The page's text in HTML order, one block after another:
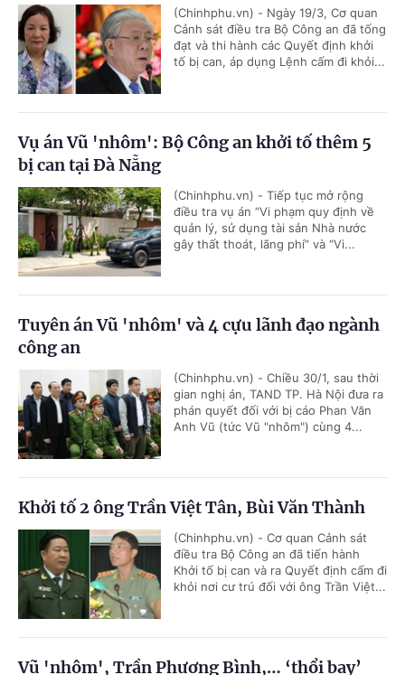
(Chinhphu.vn) - Ngày 19/3, Cơ quan
Cảnh sát điều tra Bộ Công an đã tống
đạt và thi hành các Quyết định khởi
tố bị can, áp dụng Lệnh cấm đi khỏi...
Vụ án Vũ 'nhôm': Bộ Công an khởi tố thêm 5
bị can tại Đà Nẵng
(Chinhphu.vn) - Tiếp tục mở rộng
điều tra vụ án “Vi phạm quy định về
quản lý, sử dụng tài sản Nhà nước
gây thất thoát, lãng phí” và “Vi...
Tuyên án Vũ 'nhôm' và 4 cựu lãnh đạo ngành
công an
(Chinhphu.vn) - Chiều 30/1, sau thời
gian nghị án, TAND TP. Hà Nội đưa ra
phán quyết đối với bị cáo Phan Văn
Anh Vũ (tức Vũ "nhôm") cùng 4...
Khởi tố 2 ông Trần Việt Tân, Bùi Văn Thành
(Chinhphu.vn) - Cơ quan Cảnh sát
điều tra Bộ Công an đã tiến hành
Khởi tố bị can và ra Quyết định cấm đi
khỏi nơi cư trú đối với ông Trần Việt...
Vũ 'nhôm', Trần Phương Bình,… ‘thổi bay’